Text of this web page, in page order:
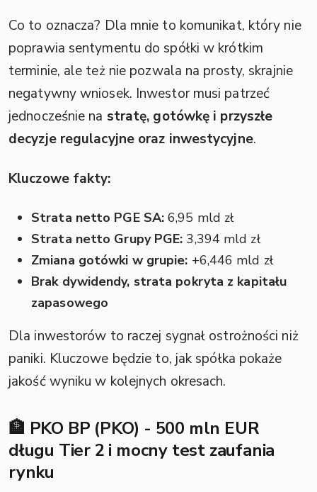
Co to oznacza? Dla mnie to komunikat, który nie
poprawia sentymentu do spółki w krótkim
terminie, ale też nie pozwala na prosty, skrajnie
negatywny wniosek. Inwestor musi patrzeć
jednocześnie na stratę, gotówkę i przyszłe
decyzje regulacyjne oraz inwestycyjne.
Kluczowe fakty:
Strata netto PGE SA: 6,95 mld zł
Strata netto Grupy PGE: 3,394 mld zł
Zmiana gotówki w grupie: +6,446 mld zł
Brak dywidendy, strata pokryta z kapitału
zapasowego
Dla inwestorów to raczej sygnał ostrożności niż
paniki. Kluczowe będzie to, jak spółka pokaże
jakość wyniku w kolejnych okresach.
🏦 PKO BP (PKO) - 500 mln EUR
długu Tier 2 i mocny test zaufania
rynku